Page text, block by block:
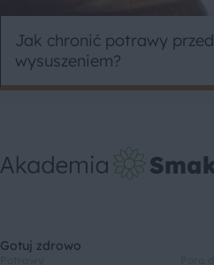
Jak chronić potrawy przed
wysuszeniem?
Gotuj zdrowo